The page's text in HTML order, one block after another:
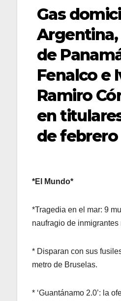
Gas
Argentina,
de
Fenalco e
Ramiro
en
de febrero
*El Mundo*
*Tragedia en el mar: 9
naufragio de
* Disparan con sus
metro de Bruselas.
* ‘Guantánamo 2.0’: la